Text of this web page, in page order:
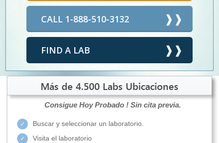
CALL 1-888-510-3132
FIND A LAB
Más de 4.500 Labs Ubicaciones
Consigue Hoy Probado ! Sin cita previa.
Buscar y seleccionar un laboratorio.
Visita el laboratorio